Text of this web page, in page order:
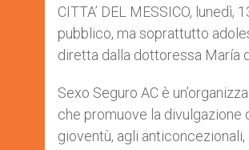
p
p
g
e
r
o
k
r
CITTA’ DEL MESSICO,
pubblico, ma soprattutto
diretta dalla dottoressa María
Sexo Seguro AC è
che promuove la divulgazione
gioventù, agli